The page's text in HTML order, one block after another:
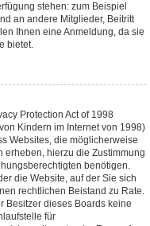
stehen: zum Beispiel
an andere Mitglieder, Beitritt
Ihnen eine Anmeldung, da sie
bietet.
Protection Act of 1998
Kindern im Internet von 1998)
Websites, die möglicherweise
erheben, hierzu die Zustimmung
benötigen.
die Website, auf der Sie sich
rechtlichen Beistand zu Rate.
Besitzer dieses Boards keine
für